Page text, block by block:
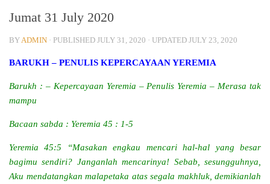
Jumat 31 July 2020
BYADMIN · PUBLISHED JULY 31, 2020 · UPDATED JULY 23, 2020
BARUKH – PENULIS KEPERCAYAAN YEREMIA
Barukh : – Kepercayaan Yeremia – Penulis Yeremia – Merasa tak
mampu
Bacaan sabda : Yeremia 45 : 1-5
Yeremia 45:5 “Masakan engkau mencari hal-hal yang besar
bagimu sendiri? Janganlah mencarinya! Sebab, sesungguhnya,
Aku mendatangkan malapetaka atas segala makhluk, demikianlah